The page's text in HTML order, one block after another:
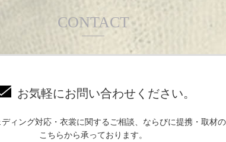
CONTACT
お気軽にお問い合わせください。
ィング対応・衣裳に関するご相談、ならびに提携・取材
こちらから承っております。